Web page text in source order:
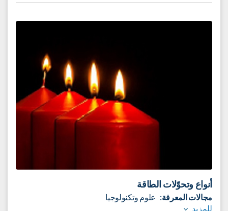
المعنى الخفيّ، التطبيق والتقييم. وتهدف إلى تطوير مهارات
إلى الوحدة التعليميّة